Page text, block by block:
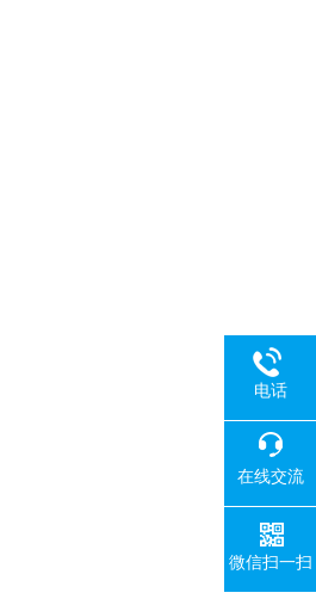
电话
在线交流
微信扫一扫